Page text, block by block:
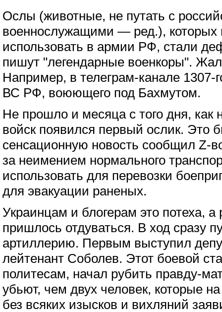
Ослы (животные, не путать с
военнослужащими — ред.), которых
использовать в армии РФ, стали
пишут "легендарные военкоры".
Например, в телеграм-канале 1307-
ВС РФ, воюющего под Бахмутом.
Не прошло и месяца с того дня, как
войск появился первый ослик. Это
сенсационную новость сообщил Z-
за неимением нормального
использовать для перевозки
для эвакуации раненых.
Украинцам и блогерам это потеха, а
пришлось отдуваться. В ход сразу
артиллерию. Первым выступил
лейтенант Соболев. Этот боевой
политесам, начал рубить правду-
убьют, чем двух человек, которые
без всяких изысков и вихляний